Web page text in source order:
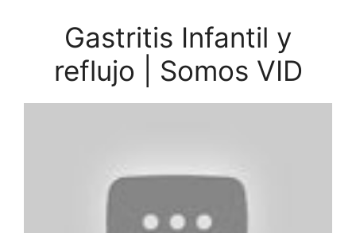
Gastritis Infantil y
reflujo | Somos VID